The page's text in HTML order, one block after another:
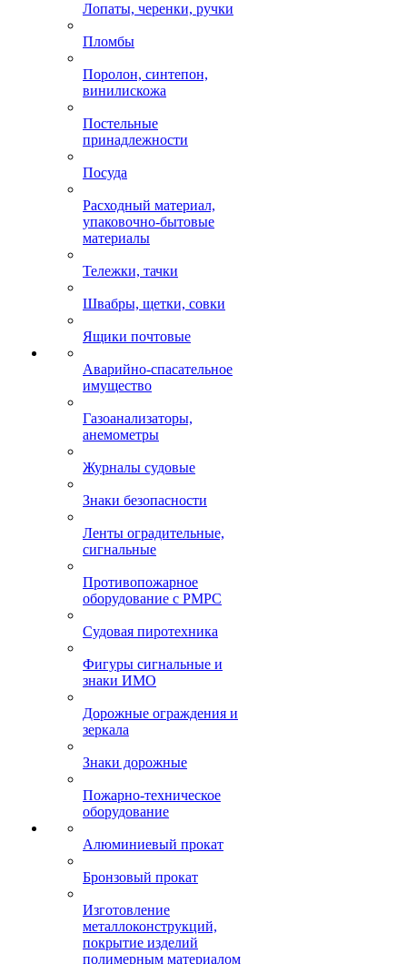
Лопаты, черенки, ручки
Пломбы
Поролон, синтепон,
винилискожа
Постельные
принадлежности
Посуда
Расходный материал,
упаковочно-бытовые
материалы
Тележки, тачки
Швабры, щетки, совки
Ящики почтовые
Аварийно-спасательное
имущество
Газоанализаторы,
анемометры
Журналы судовые
Знаки безопасности
Ленты оградительные,
сигнальные
Противопожарное
оборудование с РМРС
Судовая пиротехника
Фигуры сигнальные и
знаки ИМО
Дорожные ограждения и
зеркала
Знаки дорожные
Пожарно-техническое
оборудование
Алюминиевый прокат
Бронзовый прокат
Изготовление
металлоконструкций,
покрытие изделий
полимерным материалом